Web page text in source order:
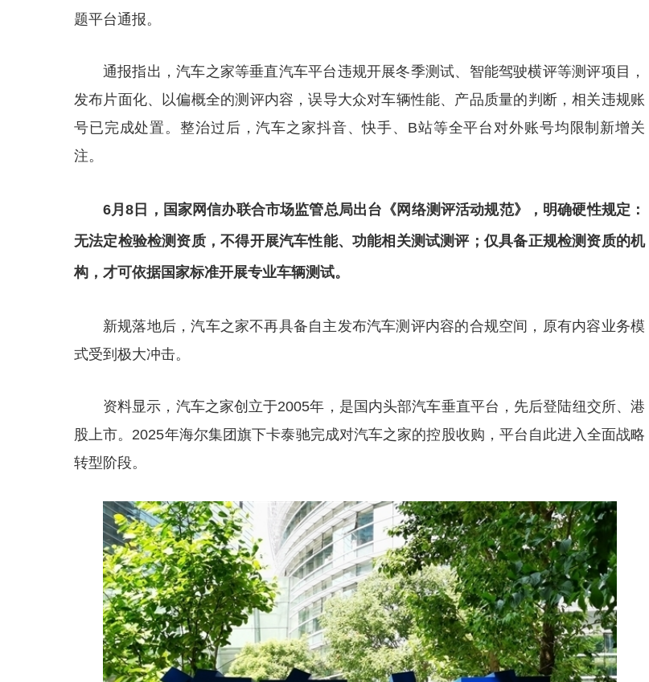
题平台通报。
通报指出，汽车之家等垂直汽车平台违规开展冬季测试、智能驾驶横评等测评项目，
发布片面化、以偏概全的测评内容，误导大众对车辆性能、产品质量的判断，相关违规账
号已完成处置。整治过后，汽车之家抖音、快手、B站等全平台对外账号均限制新增关
注。
6月8日，国家网信办联合市场监管总局出台《网络测评活动规范》，明确硬性规定：
无法定检验检测资质，不得开展汽车性能、功能相关测试测评；仅具备正规检测资质的机
构，才可依据国家标准开展专业车辆测试。
新规落地后，汽车之家不再具备自主发布汽车测评内容的合规空间，原有内容业务模
式受到极大冲击。
资料显示，汽车之家创立于2005年，是国内头部汽车垂直平台，先后登陆纽交所、港
股上市。2025年海尔集团旗下卡泰驰完成对汽车之家的控股收购，平台自此进入全面战略
转型阶段。